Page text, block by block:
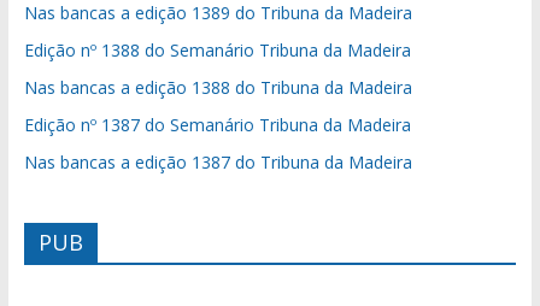
Nas bancas a edição 1389 do Tribuna da Madeira
Edição nº 1388 do Semanário Tribuna da Madeira
Nas bancas a edição 1388 do Tribuna da Madeira
Edição nº 1387 do Semanário Tribuna da Madeira
Nas bancas a edição 1387 do Tribuna da Madeira
PUB